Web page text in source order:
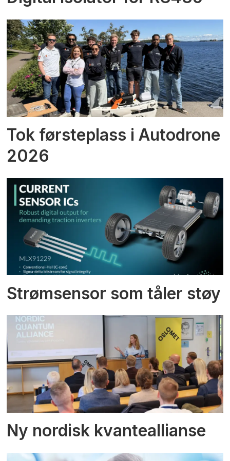
Tok førsteplass i Autodrone
2026
Strømsensor som tåler støy
Ny nordisk kvanteallianse